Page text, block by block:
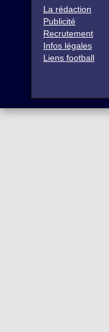
La rédaction
Publicité
Recrutement
Infos légales
Liens football